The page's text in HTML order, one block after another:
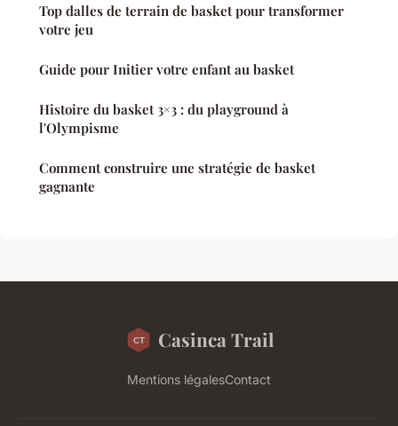
Top dalles de terrain de basket pour transformer
votre jeu
Guide pour Initier votre enfant au basket
Histoire du basket 3×3 : du playground à
l'Olympisme
Comment construire une stratégie de basket
gagnante
Casinca Trail
Mentions légalesContact